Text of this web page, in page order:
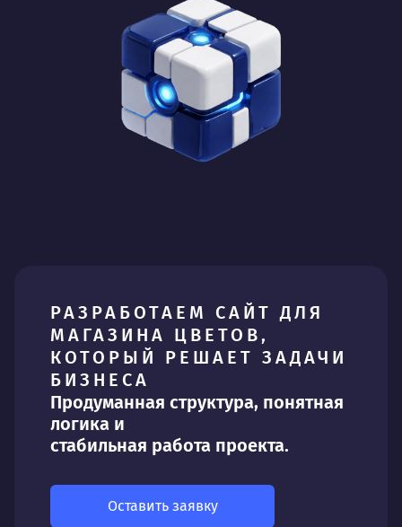
РАЗРАБОТАЕМ САЙТ ДЛЯ
МАГАЗИНА ЦВЕТОВ,
КОТОРЫЙ РЕШАЕТ ЗАДАЧИ
БИЗНЕСА
Продуманная структура, понятная
логика и
стабильная работа проекта.
Оставить заявку